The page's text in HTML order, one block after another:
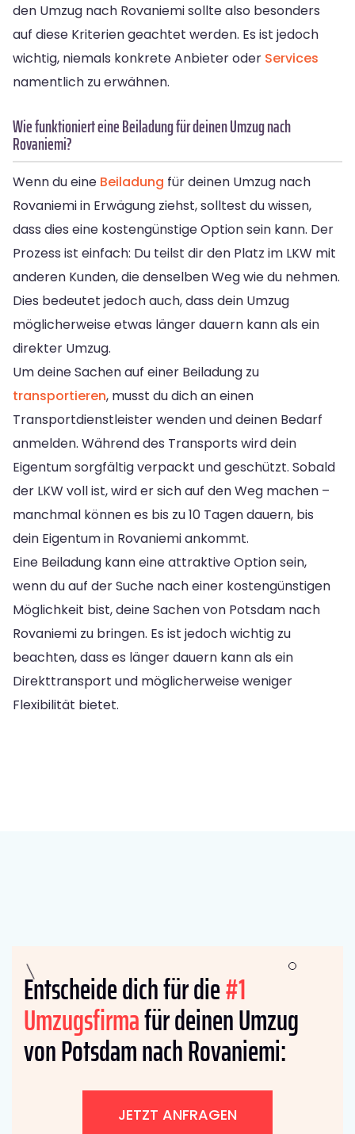
den Umzug nach Rovaniemi sollte also besonders
auf diese Kriterien geachtet werden. Es ist jedoch
wichtig, niemals konkrete Anbieter oder Services
namentlich zu erwähnen.
Wie funktioniert eine Beiladung für deinen Umzug nach
Rovaniemi?
Wenn du eine Beiladung für deinen Umzug nach
Rovaniemi in Erwägung ziehst, solltest du wissen,
dass dies eine kostengünstige Option sein kann. Der
Prozess ist einfach: Du teilst dir den Platz im LKW mit
anderen Kunden, die denselben Weg wie du nehmen.
Dies bedeutet jedoch auch, dass dein Umzug
möglicherweise etwas länger dauern kann als ein
direkter Umzug.
Um deine Sachen auf einer Beiladung zu
transportieren, musst du dich an einen
Transportdienstleister wenden und deinen Bedarf
anmelden. Während des Transports wird dein
Eigentum sorgfältig verpackt und geschützt. Sobald
der LKW voll ist, wird er sich auf den Weg machen –
manchmal können es bis zu 10 Tagen dauern, bis
dein Eigentum in Rovaniemi ankommt.
Eine Beiladung kann eine attraktive Option sein,
wenn du auf der Suche nach einer kostengünstigen
Möglichkeit bist, deine Sachen von Potsdam nach
Rovaniemi zu bringen. Es ist jedoch wichtig zu
beachten, dass es länger dauern kann als ein
Direkttransport und möglicherweise weniger
Flexibilität bietet.
Entscheide dich für die#1
Umzugsfirmafür deinen Umzug
von Potsdam nach Rovaniemi:
JETZT ANFRAGEN